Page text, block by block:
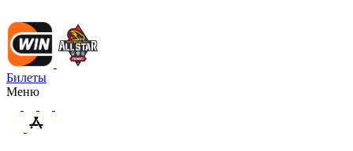
Билеты
Меню